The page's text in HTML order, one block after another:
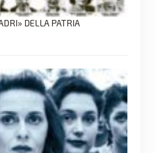
DELLA PATRIA